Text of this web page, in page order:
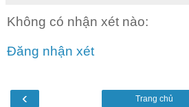
Không có nhận xét nào:
Đăng nhận xét
‹ Trang chủ